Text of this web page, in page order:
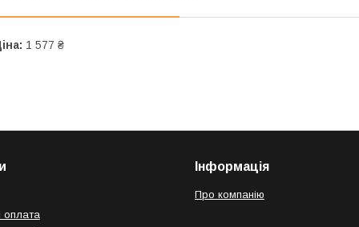
1 577 ₴
оплата
Інформація
Про компанію